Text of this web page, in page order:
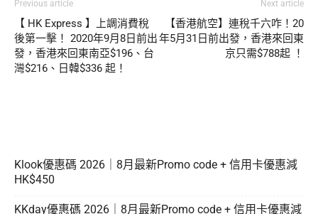
Previous article
【 HK Express 】上調消費稅
後第一擊！ 2020年9月8日前出
發，香港來回東南亞$196、台
灣$216、日韓$336 起！
Next article
【香港航空】連稅千六咋！20
年5月31日前出發，香港來回東
京只需$788起 ！
Klook優惠碼 2026｜8月最新Promo code + 信用卡優惠減
HK$450
KKday優惠碼 2026｜8月最新Promo code + 信用卡優惠減